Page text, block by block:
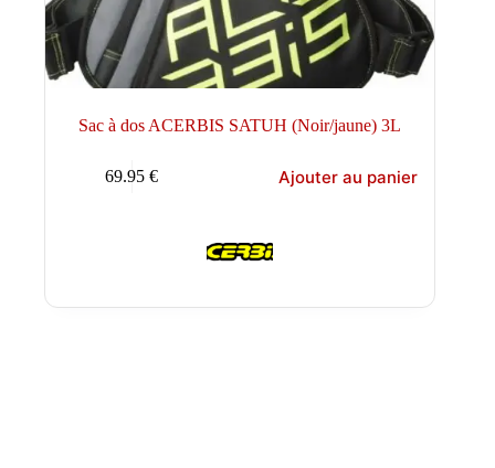
Sac à dos ACERBIS SATUH (Noir/jaune) 3L
69.95€ Ajouter au panier